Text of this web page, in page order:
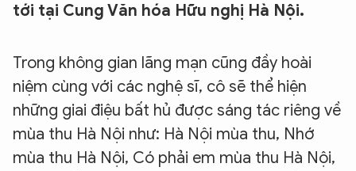
tới tại Cung Văn hóa Hữu nghị Hà Nội.
Trong không gian lãng mạn cũng đầy hoài
niệm cùng với các nghệ sĩ, cô sẽ thể hiện
những giai điệu bất hủ được sáng tác riêng về
mùa thu Hà Nội như: Hà Nội mùa thu, Nhớ
mùa thu Hà Nội, Có phải em mùa thu Hà Nội,